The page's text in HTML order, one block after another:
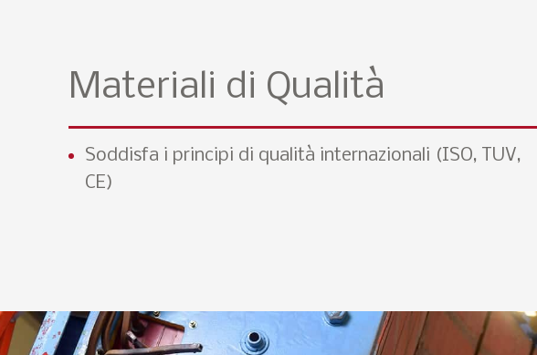
Materiali di Qualità
Soddisfa i principi di qualità internazionali (ISO, TUV,
CE)